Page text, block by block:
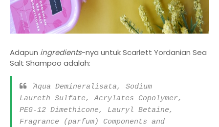
Adapun ingredients-nya untuk Scarlett Yordanian Sea
Salt Shampoo adalah:
"Aqua Demineralisata, Sodium
Laureth Sulfate, Acrylates Copolymer,
PEG-12 Dimethicone, Lauryl Betaine,
Fragrance (parfum) Components and